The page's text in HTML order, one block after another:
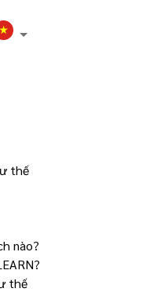
thế
nào?
thế